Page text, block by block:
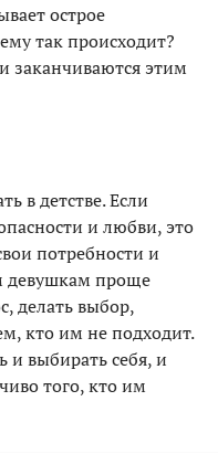
острое
так происходит?
заканчиваются этим
в детстве. Если
и любви, это
потребности и
девушкам проще
делать выбор,
кто им не подходит.
и выбирать себя, и
того, кто им